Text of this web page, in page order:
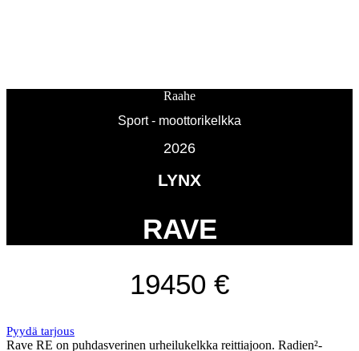
Raahe
Sport - moottorikelkka
2026
LYNX
RAVE
19450 €
Pyydä tarjous
Rave RE on puhdasverinen urheilukelkka reittiajoon. Radien²-